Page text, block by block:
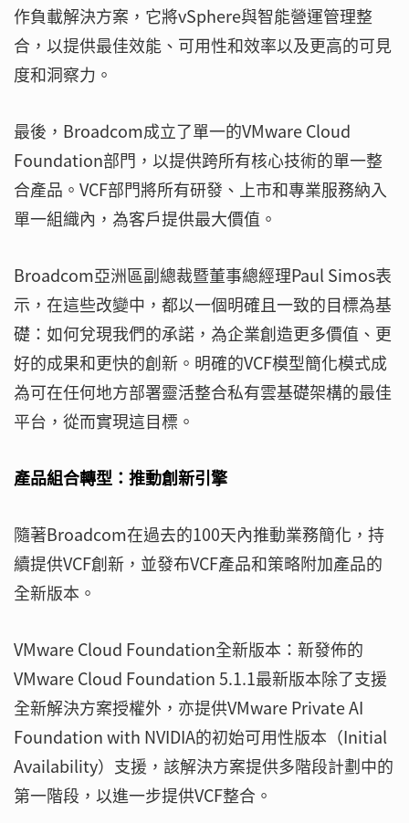
作負載解決方案，它將vSphere與智能營運管理整
合，以提供最佳效能、可用性和效率以及更高的可見
度和洞察力。
最後，Broadcom成立了單一的VMware Cloud
Foundation部門，以提供跨所有核心技術的單一整
合產品。VCF部門將所有研發、上市和專業服務納入
單一組織內，為客戶提供最大價值。
Broadcom亞洲區副總裁暨董事總經理Paul Simos表
示，在這些改變中，都以一個明確且一致的目標為基
礎：如何兌現我們的承諾，為企業創造更多價值、更
好的成果和更快的創新。明確的VCF模型簡化模式成
為可在任何地方部署靈活整合私有雲基礎架構的最佳
平台，從而實現這目標。
產品組合轉型：推動創新引擎
隨著Broadcom在過去的100天內推動業務簡化，持
續提供VCF創新，並發布VCF產品和策略附加產品的
全新版本。
VMware Cloud Foundation全新版本：新發佈的
VMware Cloud Foundation 5.1.1最新版本除了支援
全新解決方案授權外，亦提供VMware Private AI
Foundation with NVIDIA的初始可用性版本（Initial
Availability）支援，該解決方案提供多階段計劃中的
第一階段，以進一步提供VCF整合。